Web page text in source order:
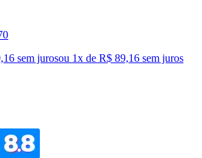
sem jurosou 1x de R$ 89,16 sem juros